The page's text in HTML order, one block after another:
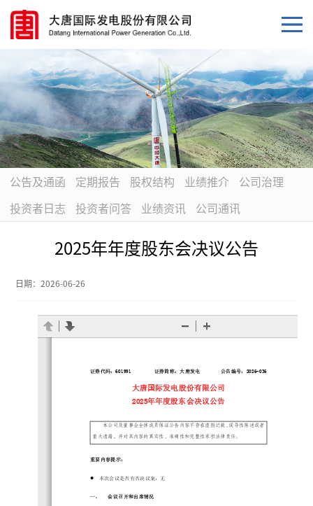
公告及通函 定期报告 股权结构 业绩推介
公司治理
投资者日志
投资者问答 业绩资讯 公司通讯
2025年年度股东会决议公告
日期：2026-06-26